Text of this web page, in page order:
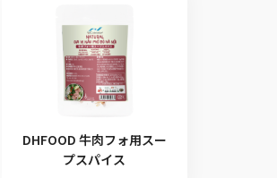
DHFOOD 牛肉フォ用スー
プスパイス